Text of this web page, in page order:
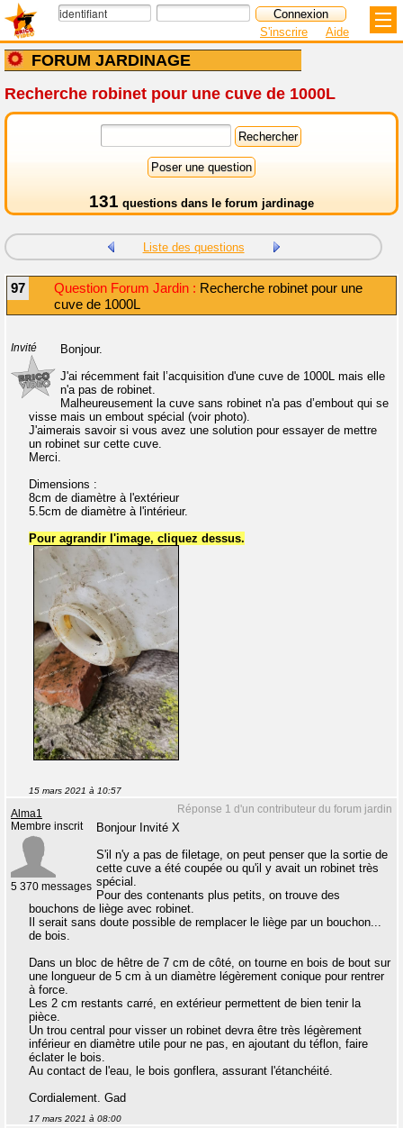
FORUM JARDINAGE
S'inscrire Aide
Recherche robinet pour une cuve de 1000L
131 questions dans le forum jardinage
Liste des questions
97 Question Forum Jardin : Recherche robinet pour une
cuve de 1000L
Invité
Bonjour.
J'ai récemment fait l’acquisition d'une cuve de 1000L mais elle
n'a pas de robinet.
Malheureusement la cuve sans robinet n'a pas d’embout qui se
visse mais un embout spécial (voir photo).
J'aimerais savoir si vous avez une solution pour essayer de mettre
un robinet sur cette cuve.
Merci.
Dimensions :
8cm de diamètre à l'extérieur
5.5cm de diamètre à l'intérieur.
Pour agrandir l'image, cliquez dessus.
15 mars 2021 à 10:57
Réponse 1 d'un contributeur du forum jardin
Alma1
Membre inscrit
5 370 messages
Bonjour Invité X
S'il n'y a pas de filetage, on peut penser que la sortie de
cette cuve a été coupée ou qu'il y avait un robinet très
spécial.
Pour des contenants plus petits, on trouve des
bouchons de liège avec robinet.
Il serait sans doute possible de remplacer le liège par un bouchon...
de bois.
Dans un bloc de hêtre de 7 cm de côté, on tourne en bois de bout sur
une longueur de 5 cm à un diamètre légèrement conique pour rentrer
à force.
Les 2 cm restants carré, en extérieur permettent de bien tenir la
pièce.
Un trou central pour visser un robinet devra être très légèrement
inférieur en diamètre utile pour ne pas, en ajoutant du téflon, faire
éclater le bois.
Au contact de l'eau, le bois gonflera, assurant l'étanchéité.
Cordialement. Gad
17 mars 2021 à 08:00